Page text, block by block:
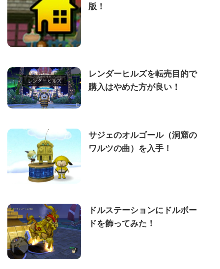
版！
レンダーヒルズを転売目的で
購入はやめた方が良い！
サジェのオルゴール（洞窟の
ワルツの曲）を入手！
ドルステーションにドルボー
ドを飾ってみた！